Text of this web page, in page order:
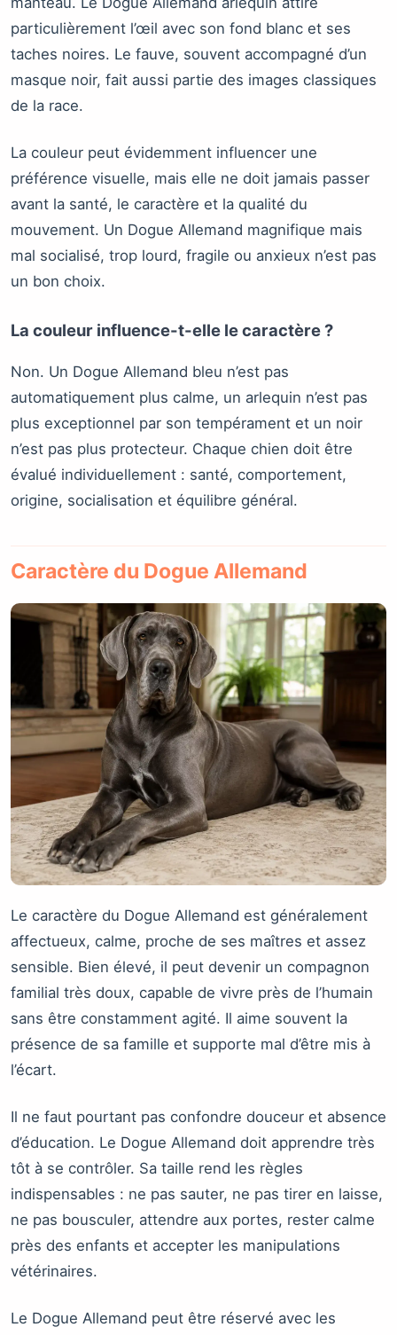
particulièrement l’œil avec son fond blanc et ses
taches noires. Le fauve, souvent accompagné d’un
masque noir, fait aussi partie des images classiques
de la race.
La couleur peut évidemment influencer une
préférence visuelle, mais elle ne doit jamais passer
avant la santé, le caractère et la qualité du
mouvement. Un Dogue Allemand magnifique mais
mal socialisé, trop lourd, fragile ou anxieux n’est pas
un bon choix.
La couleur influence-t-elle le caractère ?
Non. Un Dogue Allemand bleu n’est pas
automatiquement plus calme, un arlequin n’est pas
plus exceptionnel par son tempérament et un noir
n’est pas plus protecteur. Chaque chien doit être
évalué individuellement : santé, comportement,
origine, socialisation et équilibre général.
Caractère du Dogue Allemand
Le caractère du Dogue Allemand est généralement
affectueux, calme, proche de ses maîtres et assez
sensible. Bien élevé, il peut devenir un compagnon
familial très doux, capable de vivre près de l’humain
sans être constamment agité. Il aime souvent la
présence de sa famille et supporte mal d’être mis à
l’écart.
Il ne faut pourtant pas confondre douceur et absence
d’éducation. Le Dogue Allemand doit apprendre très
tôt à se contrôler. Sa taille rend les règles
indispensables : ne pas sauter, ne pas tirer en laisse,
ne pas bousculer, attendre aux portes, rester calme
près des enfants et accepter les manipulations
vétérinaires.
Le Dogue Allemand peut être réservé avec les